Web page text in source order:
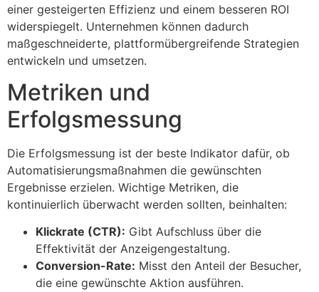
einer gesteigerten Effizienz und einem besseren ROI
widerspiegelt. Unternehmen können dadurch
maßgeschneiderte, plattformübergreifende Strategien
entwickeln und umsetzen.
Metriken und
Erfolgsmessung
Die Erfolgsmessung ist der beste Indikator dafür, ob
Automatisierungsmaßnahmen die gewünschten
Ergebnisse erzielen. Wichtige Metriken, die
kontinuierlich überwacht werden sollten, beinhalten:
Klickrate (CTR): Gibt Aufschluss über die
Effektivität der Anzeigengestaltung.
Conversion-Rate: Misst den Anteil der Besucher,
die eine gewünschte Aktion ausführen.